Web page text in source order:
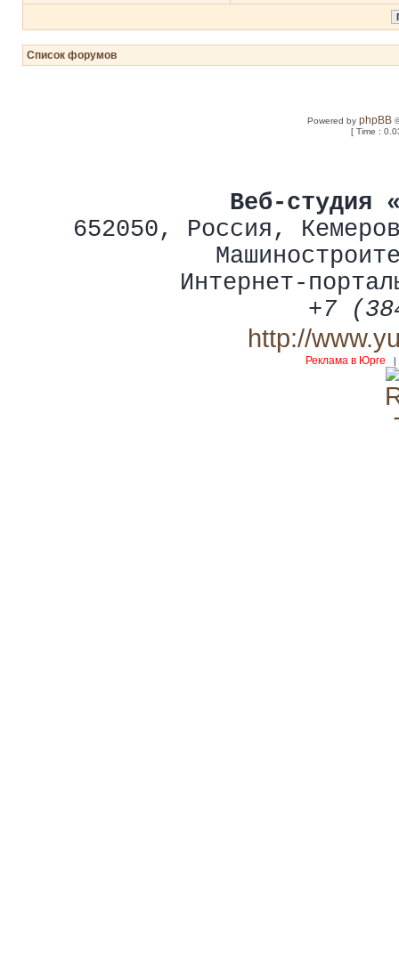
Список форумов
Powered byphpBB
[ Time :
Веб-студия
652050, Россия ,
Интернет-
+7
http://
Реклама в Юрге